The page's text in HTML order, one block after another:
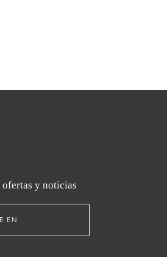
ofertas y noticias
EN